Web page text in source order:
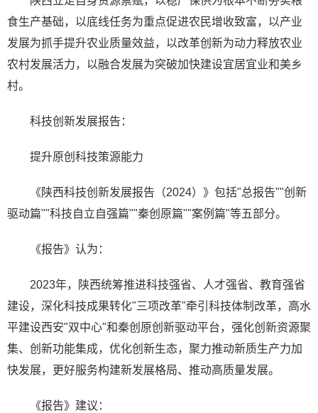
食生产基础，以底线任务为重点促进农民增收致富，以产业
发展为抓手提升农业质量效益，以改革创新为动力释放农业
农村发展活力，以融合发展为突破加快建设宜居宜业和美乡
村。
科技创新发展报告：
提升原创科技策源能力
《陕西科技创新发展报告（2024）》包括"总报告""创新
驱动篇""科技自立自强篇""秦创原篇""案例篇"等五部分。
《报告》认为：
2023年，陕西统筹推进科技强省、人才强省、教育强省
建设，深化科技成果转化"三项改革"牵引科技体制改革，高水
平建设西安"双中心"和秦创原创新驱动平台，强化创新资源聚
集、创新功能集成，优化创新生态，聚力推动新质生产力加
快发展，更好服务构建新发展格局、推动高质量发展。
《报告》建议：